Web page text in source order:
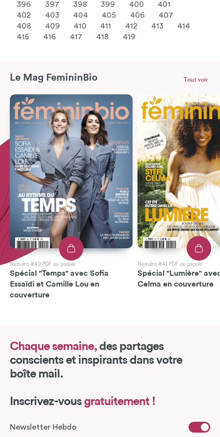
396
397 398 399 400
401
402
403 404 405 406
407
408
409 410 411 412 413
414
415
416 417 418 419
Le Mag FemininBio
Numéro #42 PDF ou papier
Spécial "Temps" avec Sofia
Essaïdi et Camille Lou en
couverture
Numéro #41 PDF ou papier
Spécial "Lumière"
Celma en couverture
Tout voir
Chaque semaine, des partages
conscients et inspirants dans votre
boîte mail.
Inscrivez-vous gratuitement !
Newsletter Hebdo